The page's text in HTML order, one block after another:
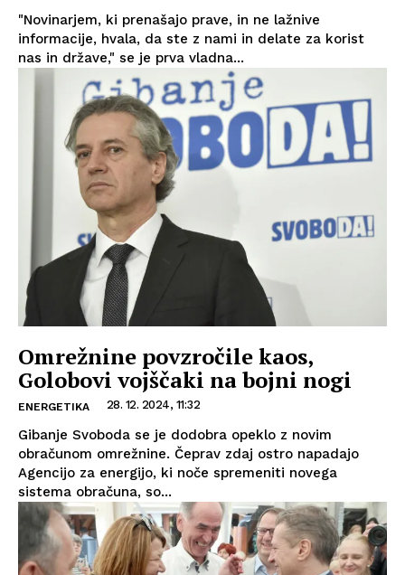
"Novinarjem, ki prenašajo prave, in ne lažnive
informacije, hvala, da ste z nami in delate za korist
nas in države," se je prva vladna...
Omrežnine povzročile kaos,
Golobovi vojščaki na bojni nogi
ENERGETIKA 28. 12. 2024, 11:32
Gibanje Svoboda se je dodobra opeklo z novim
obračunom omrežnine. Čeprav zdaj ostro napadajo
Agencijo za energijo, ki noče spremeniti novega
sistema obračuna, so...